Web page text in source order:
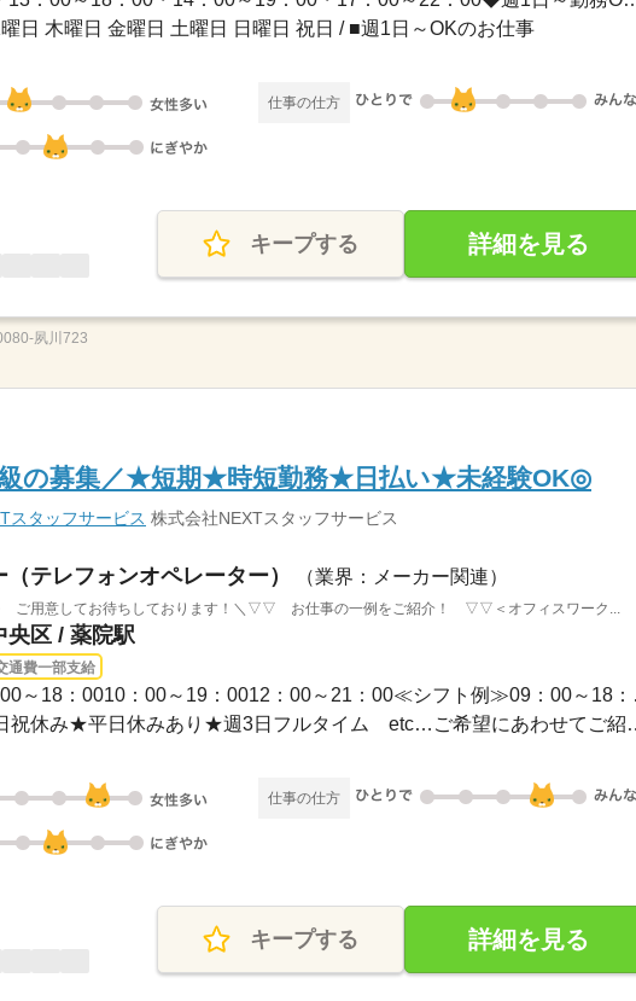
日 木曜日 金曜日 土曜日 日曜日 祝日 / ■週1日～OKのお仕事
仕事の仕方
キープする 詳細を見る
夙川723
の募集／★短期★時短勤務★日払い★未経験OK◎
スタッフサービス 株式会社NEXTスタッフサービス
テレフォンオペレーター） （業界：メーカー関連）
ご用意してお待ちしております！＼▽▽ お仕事の一例をご紹介！ ▽▽＜オフィスワーク...
央区 / 薬院駅
通費一部支給
1ヵ月
★平日のみ／土日祝休み★
仕事の仕方
キープする 詳細を見る